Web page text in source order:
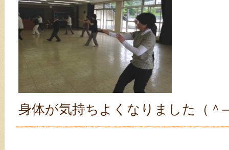
身体が気持ちよくなりました（